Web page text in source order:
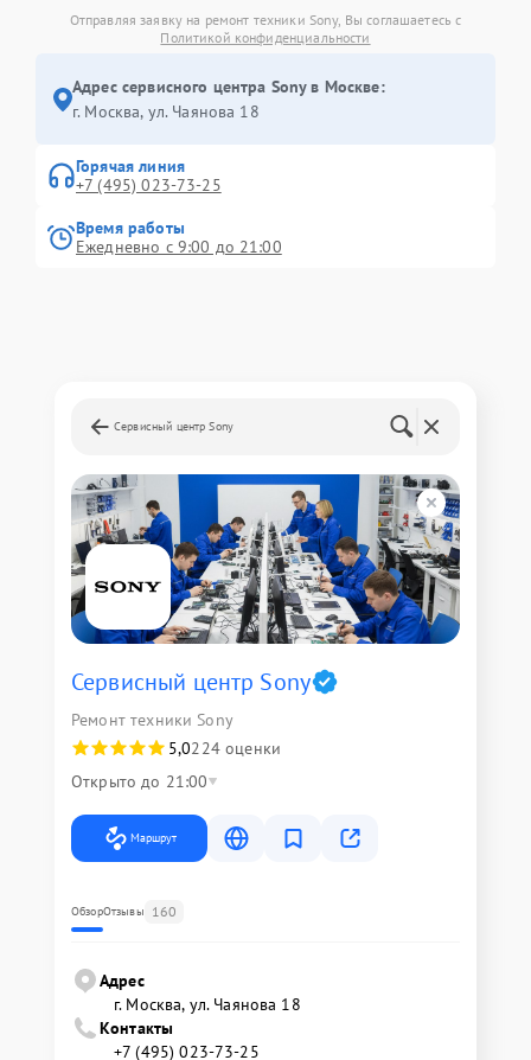
Отправляя заявку на ремонт техники Sony, Вы соглашаетесь с
Политикой конфиденциальности
Адрес сервисного центра Sony в Москве:
г. Москва, ул. Чаянова 18
Горячая линия
+7 (495) 023-73-25
Время работы
Ежедневно с 9:00 до 21:00
Сервисный центр Sony
Сервисный центр Sony
Ремонт техники Sony
5,0224 оценки
Открыто до 21:00
Маршрут
ОбзорОтзывы 160
Адрес
г. Москва, ул. Чаянова 18
Контакты
+7 (495) 023-73-25